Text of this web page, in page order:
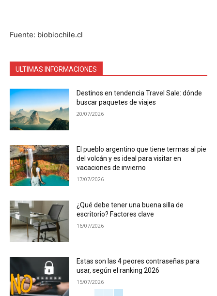
Fuente: biobiochile.cl
ULTIMAS INFORMACIONES
Destinos en tendencia Travel Sale: dónde
buscar paquetes de viajes
20/07/2026
El pueblo argentino que tiene termas al pie
del volcán y es ideal para visitar en
vacaciones de invierno
17/07/2026
¿Qué debe tener una buena silla de
escritorio? Factores clave
16/07/2026
Estas son las 4 peores contraseñas para
usar, según el ranking 2026
15/07/2026